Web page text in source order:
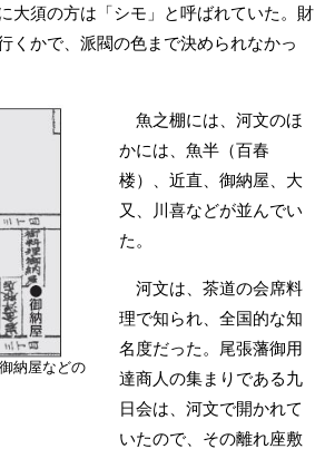
大須の方は「シモ」と呼ばれていた。財
くかで、派閥の色まで決められなかっ
納屋などの
魚之棚には、河文のほ
かには、魚半（百春
楼）、近直、御納屋、大
又、川喜などが並んでい
た。
河文は、茶道の会席料
理で知られ、全国的な知
名度だった。尾張藩御用
達商人の集まりである九
日会は、河文で開かれて
いたので、その離れ座敷